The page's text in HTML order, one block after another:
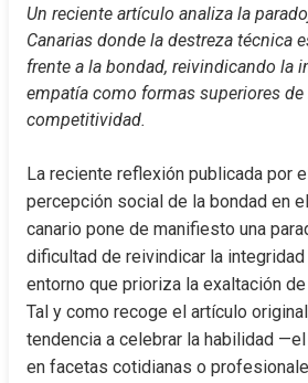
Un reciente artículo analiza la
Canarias donde la destreza técnica
frente a la bondad, reivindicando la
empatía como formas superiores
competitividad.
La reciente reflexión publicada por
percepción social de la bondad en
canario pone de manifiesto una
dificultad de reivindicar la
entorno que prioriza la exaltación
Tal y como recoge el artículo
tendencia a celebrar la habilidad
en facetas cotidianas o